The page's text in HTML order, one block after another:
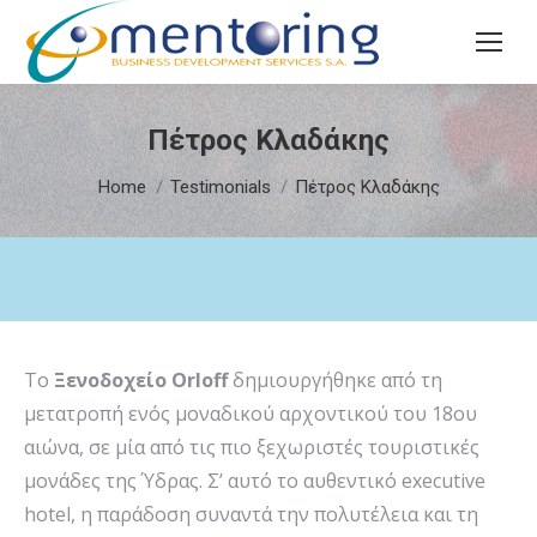
Search:
Πέτρος Κλαδάκης
You are here:
Home Testimonials Πέτρος Κλαδάκης
Το Ξενοδοχείο Orloffδημιουργήθηκε από τη
μετατροπή ενός μοναδικού αρχοντικού του 18ου
αιώνα, σε μία από τις πιο ξεχωριστές τουριστικές
μονάδες της Ύδρας. Σ’ αυτό το αυθεντικό executive
hotel, η παράδοση συναντά την πολυτέλεια και τη